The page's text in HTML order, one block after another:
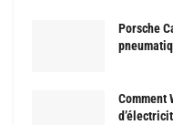
Porsche
Comment